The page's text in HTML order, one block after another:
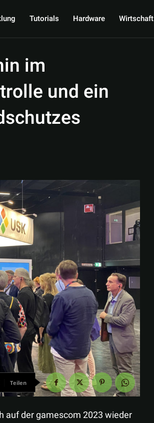
Tutorials Hardware Wirtschaft
im
und ein
Teilen
auf der gamescom 2023 wieder